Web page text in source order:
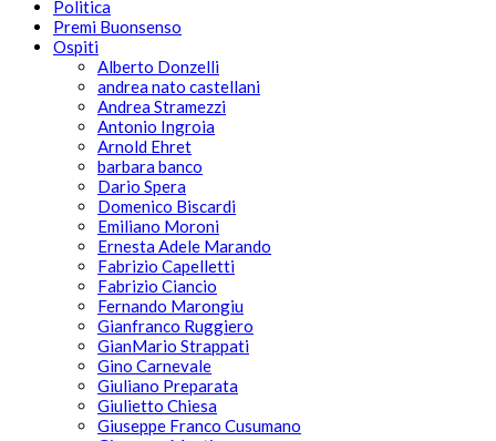
Politica
Premi Buonsenso
Ospiti
Alberto Donzelli
andrea nato castellani
Andrea Stramezzi
Antonio Ingroia
Arnold Ehret
barbara banco
Dario Spera
Domenico Biscardi
Emiliano Moroni
Ernesta Adele Marando
Fabrizio Capelletti
Fabrizio Ciancio
Fernando Marongiu
Gianfranco Ruggiero
GianMario Strappati
Gino Carnevale
Giuliano Preparata
Giulietto Chiesa
Giuseppe Franco Cusumano